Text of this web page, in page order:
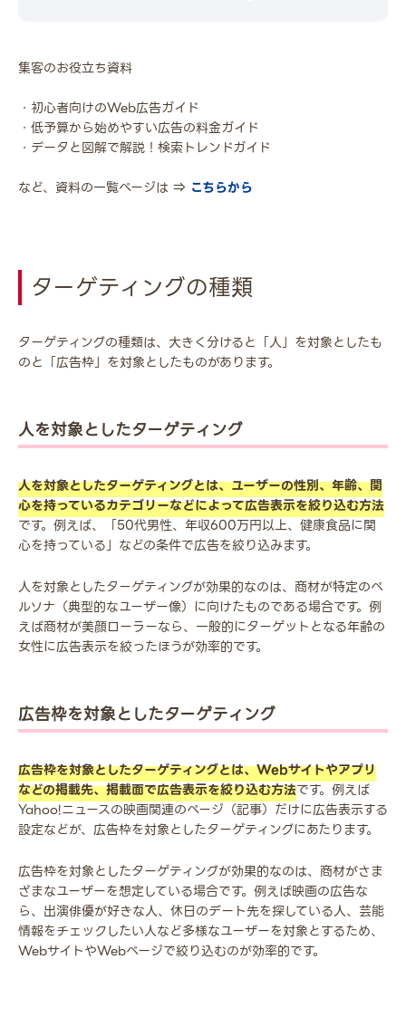
集客のお役立ち資料
・初心者向けのWeb広告ガイド
・低予算から始めやすい広告の料金ガイド
・データと図解で解説！検索トレンドガイド
など、資料の一覧ページは ⇒ こちらから
ターゲティングの種類
ターゲティングの種類は、大きく分けると「人」を対象としたも
のと「広告枠」を対象としたものがあります。
人を対象としたターゲティング
人を対象としたターゲティングとは、ユーザーの性別、年齢、関
心を持っているカテゴリーなどによって広告表示を絞り込む方法
です。例えば、「50代男性、年収600万円以上、健康食品に関
心を持っている」などの条件で広告を絞り込みます。
人を対象としたターゲティングが効果的なのは、商材が特定のペ
ルソナ（典型的なユーザー像）に向けたものである場合です。例
えば商材が美顔ローラーなら、一般的にターゲットとなる年齢の
女性に広告表示を絞ったほうが効率的です。
広告枠を対象としたターゲティング
広告枠を対象としたターゲティングとは、Webサイトやアプリ
などの掲載先、掲載面で広告表示を絞り込む方法です。例えば
Yahoo!ニュースの映画関連のページ（記事）だけに広告表示する
設定などが、広告枠を対象としたターゲティングにあたります。
広告枠を対象としたターゲティングが効果的なのは、商材がさま
ざまなユーザーを想定している場合です。例えば映画の広告な
ら、出演俳優が好きな人、休日のデート先を探している人、芸能
情報をチェックしたい人など多様なユーザーを対象とするため、
WebサイトやWebページで絞り込むのが効率的です。